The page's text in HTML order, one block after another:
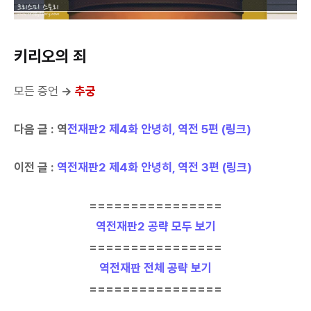
키리오의 죄
모든 증언 → 추궁
다음 글 : 역전재판2 제4화 안녕히, 역전 5편 (링크)
이전 글 : 역전재판2 제4화 안녕히, 역전 3편 (링크)
================
역전재판2 공략 모두 보기
================
역전재판 전체 공략 보기
================